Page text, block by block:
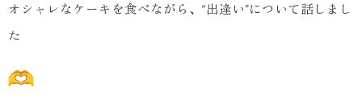
オシャレなケーキを食べながら、“出逢い”について話しまし
た